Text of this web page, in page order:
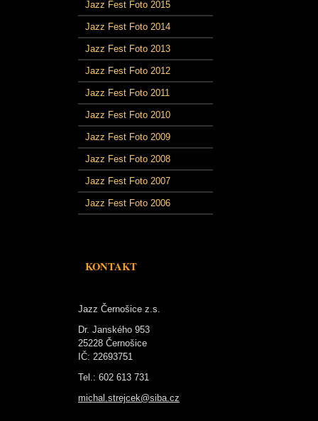
Jazz Fest Foto 2015
Jazz Fest Foto 2014
Jazz Fest Foto 2013
Jazz Fest Foto 2012
Jazz Fest Foto 2011
Jazz Fest Foto 2010
Jazz Fest Foto 2009
Jazz Fest Foto 2008
Jazz Fest Foto 2007
Jazz Fest Foto 2006
KONTAKT
Jazz Černošice z.s.
Dr. Janského 953
25228 Černošice
IČ: 22693751
Tel.: 602 613 731
michal.strejcek@siba.cz